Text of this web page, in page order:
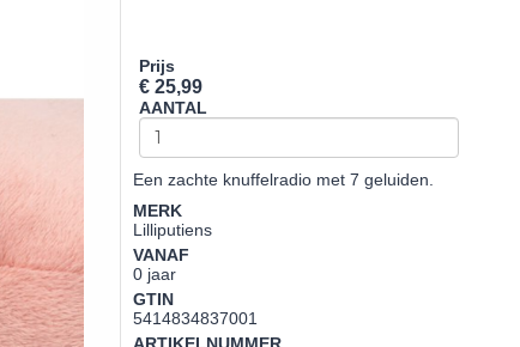
Prijs
€ 25,99
AANTAL
Een zachte knuffelradio met 7 geluiden.
MERK
Lilliputiens
VANAF
0 jaar
GTIN
5414834837001